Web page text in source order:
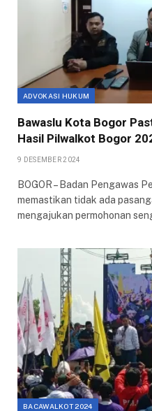
ADVOKASI HUKUM
Bawaslu Kota Bogor
Hasil Pilwalkot Bogor
9 DESEMBER 2024
BOGOR – Badan Pengawas
memastikan tidak ada
mengajukan permohonan
BACAWALKOT 2024